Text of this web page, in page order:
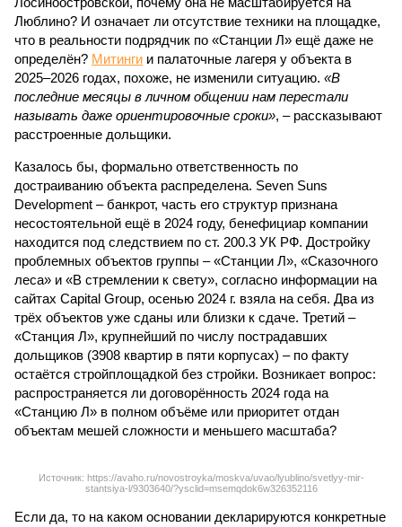
Люблино? И означает ли отсутствие техники на площадке,
что в реальности подрядчик по «Станции Л» ещё даже не
определён? Митинги и палаточные лагеря у объекта в
2025–2026 годах, похоже, не изменили ситуацию. «В
последние месяцы в личном общении нам перестали
называть даже ориентировочные сроки», – рассказывают
расстроенные дольщики.
Казалось бы, формально ответственность по
достраиванию объекта распределена. Seven Suns
Development – банкрот, часть его структур признана
несостоятельной ещё в 2024 году, бенефициар компании
находится под следствием по ст. 200.3 УК РФ. Достройку
проблемных объектов группы – «Станции Л», «Сказочного
леса» и «В стремлении к свету», согласно информации на
сайтах Capital Group, осенью 2024 г. взяла на себя. Два из
трёх объектов уже сданы или близки к сдаче. Третий –
«Станция Л», крупнейший по числу пострадавших
дольщиков (3908 квартир в пяти корпусах) – по факту
остаётся стройплощадкой без стройки. Возникает вопрос:
распространяется ли договорённость 2024 года на
«Станцию Л» в полном объёме или приоритет отдан
объектам мешей сложности и меньшего масштаба?
Источник: https://avaho.ru/novostroyka/moskva/uvao/lyublino/svetlyy-mir-
stantsiya-l/9303640/?ysclid=msemqdok6w326352116
Если да, то на каком основании декларируются конкретные